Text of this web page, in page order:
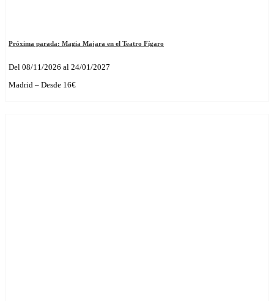
Próxima parada: Magia Majara en el Teatro Fígaro
Del 08/11/2026 al 24/01/2027
Madrid – Desde 16€